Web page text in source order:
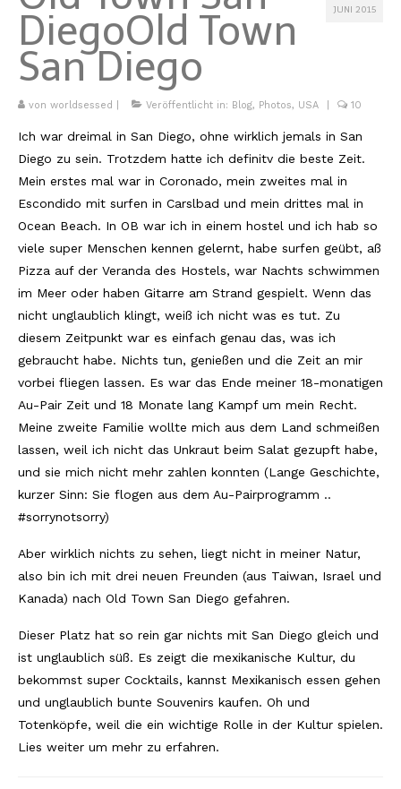
Kambodscha
Malaysia
Myanmar
Singapur
Sri Lanka
Taiwan
Thailand
Vietnam
Africa
Südafrika
North Amercia
South America
Australien
Middle East
U.A.E.
JUNI 2015
DiegoOld Town
San Diego
von worldsessed Veröffentlicht in: Blog, Photos, USA 10
Ich war dreimal in San Diego, ohne wirklich jemals in San
Diego zu sein. Trotzdem hatte ich definitv die beste Zeit.
Mein erstes mal war in Coronado, mein zweites mal in
Escondido mit surfen in Carslbad und mein drittes mal in
Ocean Beach. In OB war ich in einem hostel und ich hab so
viele super Menschen kennen gelernt, habe surfen geübt, aß
Pizza auf der Veranda des Hostels, war Nachts schwimmen
im Meer oder haben Gitarre am Strand gespielt. Wenn das
nicht unglaublich klingt, weiß ich nicht was es tut. Zu
diesem Zeitpunkt war es einfach genau das, was ich
gebraucht habe. Nichts tun, genießen und die Zeit an mir
vorbei fliegen lassen. Es war das Ende meiner 18-monatigen
Au-Pair Zeit und 18 Monate lang Kampf um mein Recht.
Meine zweite Familie wollte mich aus dem Land schmeißen
lassen, weil ich nicht das Unkraut beim Salat gezupft habe,
und sie mich nicht mehr zahlen konnten (Lange Geschichte,
kurzer Sinn: Sie flogen aus dem Au-Pairprogramm ..
#sorrynotsorry)
Aber wirklich nichts zu sehen, liegt nicht in meiner Natur,
also bin ich mit drei neuen Freunden (aus Taiwan, Israel und
Kanada) nach Old Town San Diego gefahren.
Dieser Platz hat so rein gar nichts mit San Diego gleich und
ist unglaublich süß. Es zeigt die mexikanische Kultur, du
bekommst super Cocktails, kannst Mexikanisch essen gehen
und unglaublich bunte Souvenirs kaufen. Oh und
Totenköpfe, weil die ein wichtige Rolle in der Kultur spielen.
Lies weiter um mehr zu erfahren.